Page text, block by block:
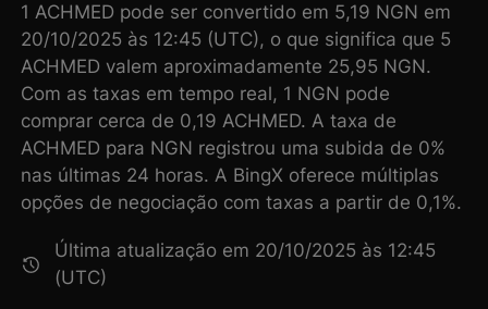
1 ACHMED pode ser convertido em 5,19 NGN em
20/10/2025 às 12:45 (UTC), o que significa que 5
ACHMED valem aproximadamente 25,95 NGN.
Com as taxas em tempo real, 1 NGN pode
comprar cerca de 0,19 ACHMED. A taxa de
ACHMED para NGN registrou uma subida de 0%
nas últimas 24 horas. A BingX oferece múltiplas
opções de negociação com taxas a partir de 0,1%.
Última atualização em 20/10/2025 às 12:45
(UTC)